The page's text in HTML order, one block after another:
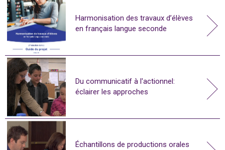
Harmonisation des travaux d’élèves
en français langue seconde
Du communicatif à l'actionnel:
éclairer les approches
Échantillons de productions orales